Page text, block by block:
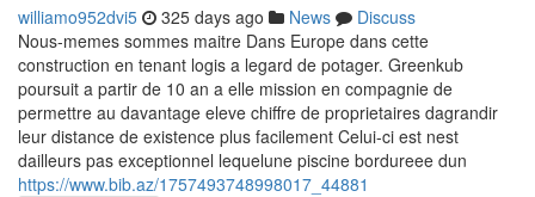
williamo952dvi5 325 days ago News
Discuss
Nous-memes sommes maitre Dans Europe dans cette
construction en tenant logis a legard de potager. Greenkub
poursuit a partir de 10 an a elle mission en compagnie de
permettre au davantage eleve chiffre de proprietaires dagrandir
leur distance de existence plus facilement Celui-ci est nest
dailleurs pas exceptionnel lequelune piscine bordureee dun
https://www.bib.az/1757493748998017_44881